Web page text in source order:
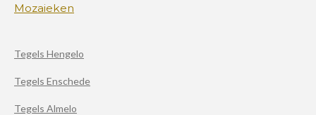
Mozaieken
Tegels Hengelo
Tegels Enschede
Tegels Almelo